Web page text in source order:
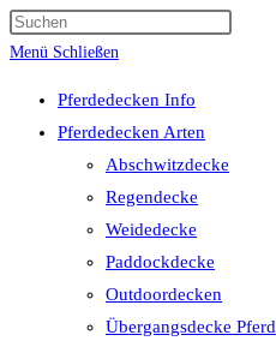
umschalten
Menü Schließen
Pferdedecken Info
Pferdedecken Arten
Abschwitzdecke
Regendecke
Weidedecke
Paddockdecke
Outdoordecken
Übergangsdecke Pferd